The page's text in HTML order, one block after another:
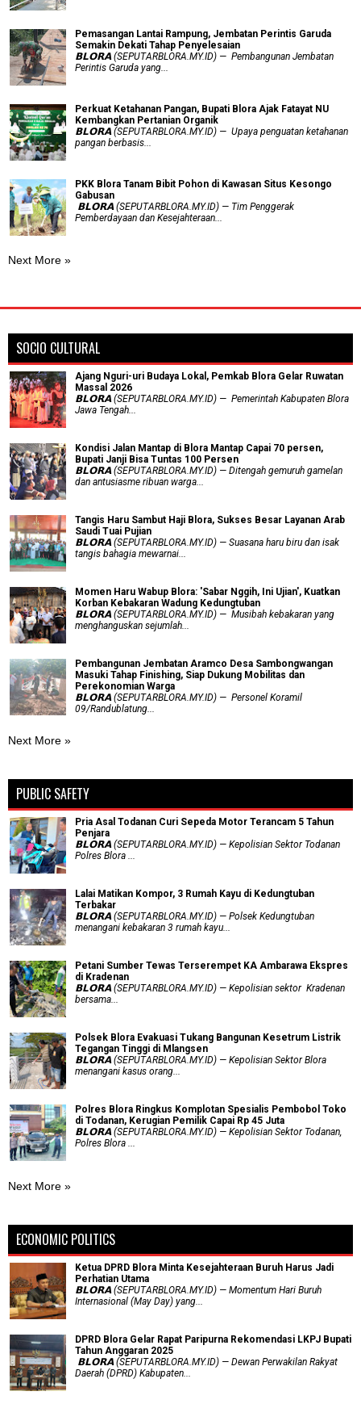
Pemasangan Lantai Rampung, Jembatan Perintis Garuda
Semakin Dekati Tahap Penyelesaian
𝗕𝗟𝗢𝗥𝗔 (SEPUTARBLORA.MY.ID) — Pembangunan Jembatan
Perintis Garuda yang...
​Perkuat Ketahanan Pangan, Bupati Blora Ajak Fatayat NU
Kembangkan Pertanian Organik
𝗕𝗟𝗢𝗥𝗔 (SEPUTARBLORA.MY.ID) — Upaya penguatan ketahanan
pangan berbasis...
PKK Blora Tanam Bibit Pohon di Kawasan Situs Kesongo
Gabusan
‎ 𝗕𝗟𝗢𝗥𝗔 (SEPUTARBLORA.MY.ID) — Tim Penggerak
Pemberdayaan dan Kesejahteraan...
Next More »
SOCIO CULTURAL
Ajang Nguri-uri Budaya Lokal, Pemkab Blora Gelar Ruwatan
Massal 2026
𝗕𝗟𝗢𝗥𝗔 (SEPUTARBLORA.MY.ID) — Pemerintah Kabupaten Blora
Jawa Tengah...
Kondisi Jalan Mantap di Blora Mantap Capai 70 persen,
Bupati Janji Bisa Tuntas 100 Persen
𝗕𝗟𝗢𝗥𝗔 (SEPUTARBLORA.MY.ID) — Ditengah gemuruh gamelan
dan antusiasme ribuan warga...
Tangis Haru Sambut Haji Blora, Sukses Besar Layanan Arab
Saudi Tuai Pujian
𝗕𝗟𝗢𝗥𝗔 (SEPUTARBLORA.MY.ID) — Suasana haru biru dan isak
tangis bahagia mewarnai...
Momen Haru Wabup Blora: ​'Sabar Nggih, Ini Ujian', Kuatkan
Korban Kebakaran Wadung Kedungtuban
𝗕𝗟𝗢𝗥𝗔 (SEPUTARBLORA.MY.ID) — Musibah kebakaran yang
menghanguskan sejumlah...
Pembangunan Jembatan Aramco Desa Sambongwangan
Masuki Tahap Finishing, Siap Dukung Mobilitas dan
Perekonomian Warga
𝗕𝗟𝗢𝗥𝗔 (SEPUTARBLORA.MY.ID) — Personel Koramil
09/Randublatung...
Next More »
PUBLIC SAFETY
Pria Asal Todanan Curi Sepeda Motor Terancam 5 Tahun
Penjara
𝗕𝗟𝗢𝗥𝗔 (SEPUTARBLORA.MY.ID) — Kepolisian Sektor Todanan
Polres Blora ...
Lalai Matikan Kompor, 3 Rumah Kayu di Kedungtuban
Terbakar
𝗕𝗟𝗢𝗥𝗔 (SEPUTARBLORA.MY.ID) — Polsek Kedungtuban
menangani kebakaran 3 rumah kayu...
Petani Sumber Tewas Terserempet KA Ambarawa Ekspres
di Kradenan
𝗕𝗟𝗢𝗥𝗔 (SEPUTARBLORA.MY.ID) — Kepolisian sektor Kradenan
bersama...
Polsek Blora Evakuasi Tukang Bangunan Kesetrum Listrik
Tegangan Tinggi di Mlangsen
𝗕𝗟𝗢𝗥𝗔 (SEPUTARBLORA.MY.ID) — Kepolisian Sektor Blora
menangani kasus orang...
Polres Blora Ringkus Komplotan Spesialis Pembobol Toko
di Todanan, Kerugian Pemilik Capai Rp 45 Juta
𝗕𝗟𝗢𝗥𝗔 (SEPUTARBLORA.MY.ID) — Kepolisian Sektor Todanan,
Polres Blora ...
Next More »
ECONOMIC POLITICS
Ketua DPRD Blora Minta Kesejahteraan Buruh Harus Jadi
Perhatian Utama
​𝗕𝗟𝗢𝗥𝗔 (SEPUTARBLORA.MY.ID) — Momentum Hari Buruh
Internasional (May Day) yang...
DPRD Blora Gelar Rapat Paripurna Rekomendasi LKPJ Bupati
Tahun Anggaran 2025
‎ 𝗕𝗟𝗢𝗥𝗔 (SEPUTARBLORA.MY.ID) — Dewan Perwakilan Rakyat
Daerah (DPRD) Kabupaten...